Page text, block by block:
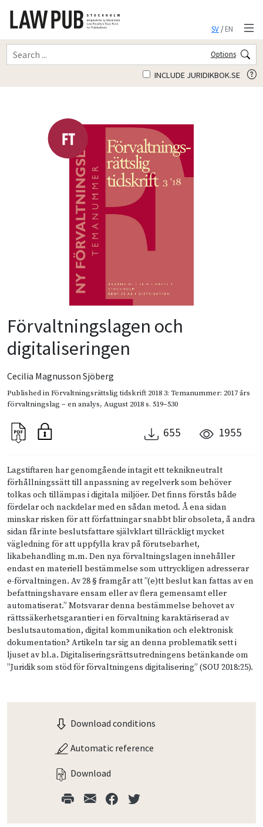
SV/EN
Options
INCLUDE JURIDIKBOK.SE
Förvaltningslagen och
digitaliseringen
Cecilia Magnusson Sjöberg
Published inFörvaltningsrättslig tidskrift 2018 3: Temanummer: 2017 års
förvaltningslag – en analys, August 2018s. 519–530
655 1955
Lagstiftaren har genomgående intagit ett teknikneutralt
förhållningssätt till anpassning av regelverk som behöver
tolkas och tillämpas i digitala miljöer. Det finns förstås både
fördelar och nackdelar med en sådan metod. Å ena sidan
minskar risken för att författningar snabbt blir obsoleta, å andra
sidan får inte beslutsfattare självklart tillräckligt mycket
vägledning för att uppfylla krav på förutsebarhet,
likabehandling m.m. Den nya förvaltningslagen innehåller
endast en materiell bestämmelse som uttryckligen adresserar
e-förvaltningen. Av 28 § framgår att ”(e)tt beslut kan fattas av en
befattningshavare ensam eller av flera gemensamt eller
automatiserat.” Motsvarar denna bestämmelse behovet av
rättssäkerhetsgarantier i en förvaltning karaktäriserad av
beslutsautomation, digital kommunikation och elektronisk
dokumentation? Artikeln tar sig an denna problematik sett i
ljuset av bl.a. Digitaliseringsrättsutredningens betänkande om
”Juridik som stöd för förvaltningens digitalisering” (SOU 2018:25).
Download conditions
Automatic reference
Download